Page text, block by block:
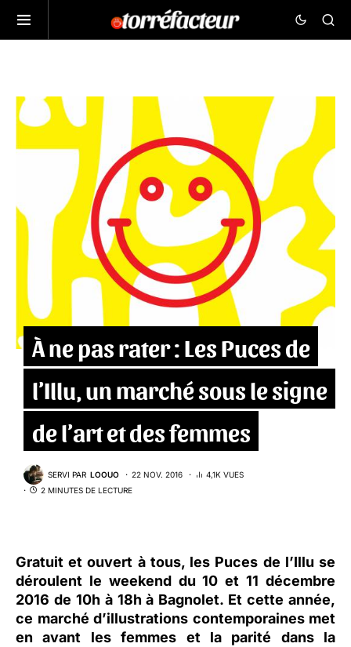
À ne pas rater : Les Puces de
l’Illu, un marché sous le signe
de l’art et des femmes
SERVI PAR LOOUO 22 NOV. 2016
4,1K VUES
2 MINUTES DE LECTURE
Gratuit et ouvert à tous, les Puces de l’Illu se
déroulent le weekend du 10 et 11 décembre
2016 de 10h à 18h à Bagnolet. Et cette année,
ce marché d’illustrations contemporaines met
en avant les femmes et la parité dans la